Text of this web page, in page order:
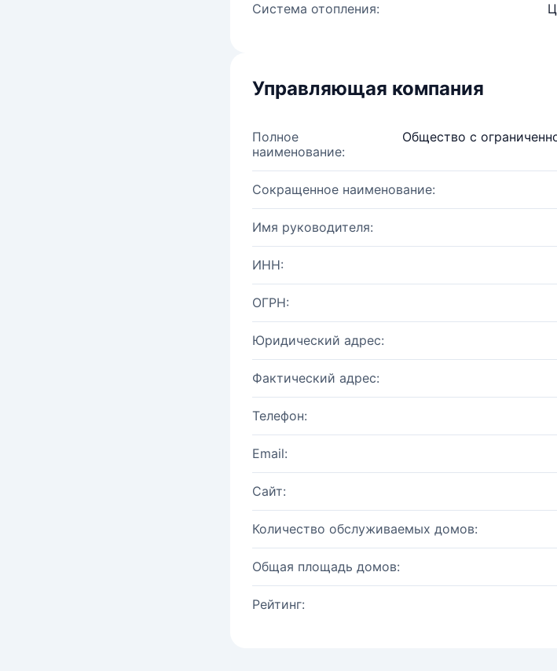
Система отопления:
Управляющая компания
Полное
наименование:
Общество с
Сокращенное наименование:
Имя руководителя:
ИНН:
ОГРН:
Юридический адрес:
Фактический адрес:
Телефон:
Email:
Сайт:
Количество обслуживаемых домов:
Общая площадь домов:
Рейтинг: